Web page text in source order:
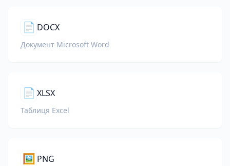
📄 DOCX
Документ Microsoft Word
📄 XLSX
Таблиця Excel
🖼️ PNG